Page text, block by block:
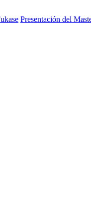
Presentación del